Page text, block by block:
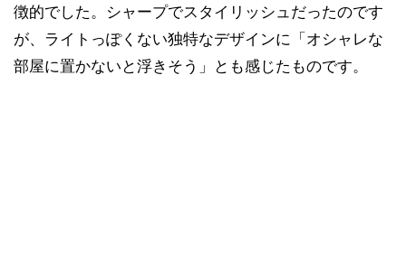
徴的でした。シャープでスタイリッシュだったのです
が、ライトっぽくない独特なデザインに「オシャレな
部屋に置かないと浮きそう」とも感じたものです。